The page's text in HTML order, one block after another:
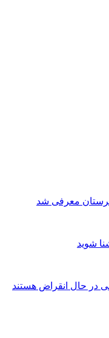
معرفی شد
در حال انقراض هستند